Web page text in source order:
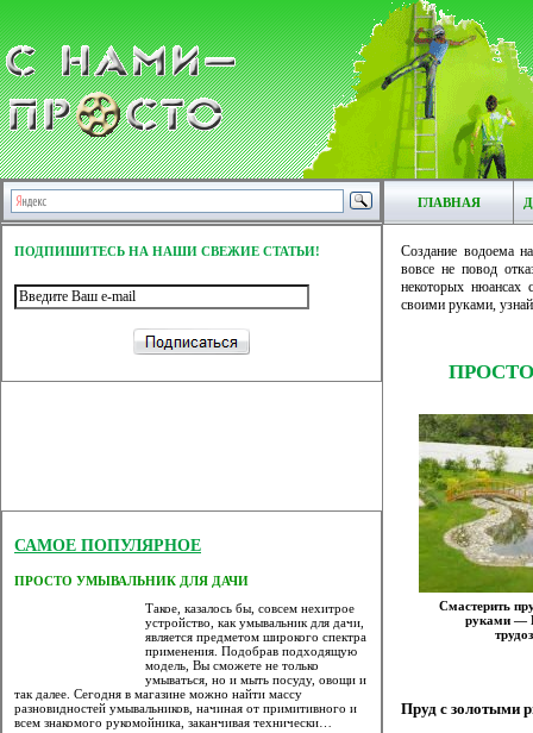
ГЛАВНАЯ
ПОДПИШИТЕСЬ НА НАШИ СВЕЖИЕ СТАТЬИ!
САМОЕ ПОПУЛЯРНОЕ
ПРОСТО УМЫВАЛЬНИК ДЛЯ ДАЧИ
Такое, казалось бы, совсем нехитрое
устройство, как умывальник для дачи,
является предметом широкого спектра
применения. Подобрав подходящую
модель, Вы сможете не только
умываться, но и мыть посуду, овощи и
так далее. Сегодня в магазине можно найти массу
разновидностей умывальников, начиная от примитивного и
всем знакомого рукомойника, заканчивая технически…
Создание водоема
вовсе не повод
некоторых нюансах
своими руками,
Смастерить
руками —
Пруд с золотыми